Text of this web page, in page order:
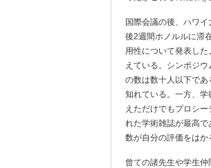
国際会議の後、ハワ
後2週間ホノルルに滞
用性について発表し
えている。シンポジ
の数は数十人以下で
知れている。一方、
えただけでもプロシ
れた学術雑誌が最高
数が自分の評価をは
曾ての諸先生や学生